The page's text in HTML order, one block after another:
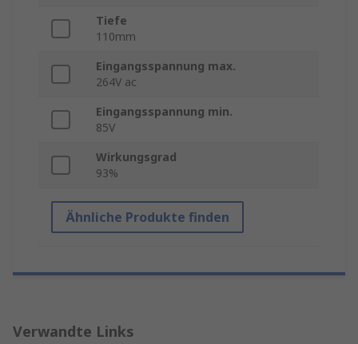
Tiefe
110mm
Eingangsspannung max.
264V ac
Eingangsspannung min.
85V
Wirkungsgrad
93%
Ähnliche Produkte finden
Verwandte Links